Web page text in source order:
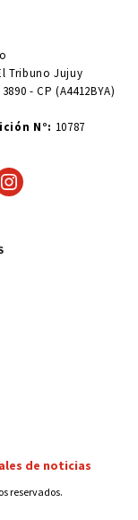
Tribuno Jujuy
- CP (A4412BYA)
N°: 10787
de noticias
reservados.